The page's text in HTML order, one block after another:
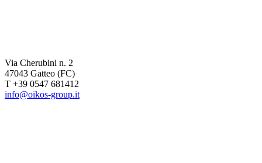
Via Cherubini n. 2
47043 Gatteo (FC)
T +39 0547 681412
info@oikos-group.it